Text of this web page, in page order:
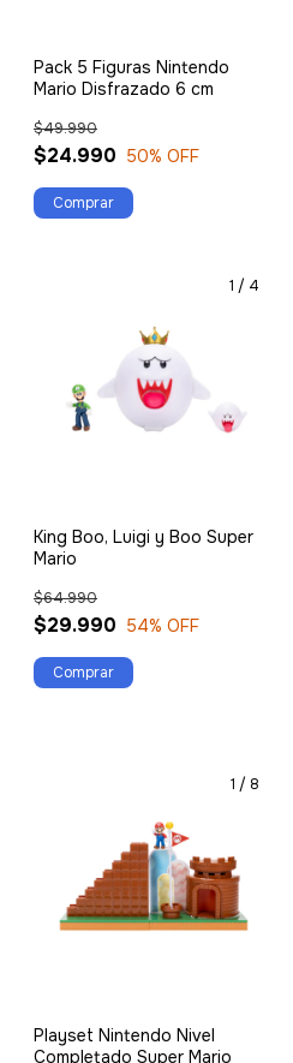
Pack 5 Figuras Nintendo
Mario Disfrazado 6 cm
$24.990
$49.990
50% OFF
1 / 4
King Boo, Luigi y Boo Super
Mario
$29.990
$64.990
54% OFF
1 / 8
Playset Nintendo Nivel
Completado Super Mario